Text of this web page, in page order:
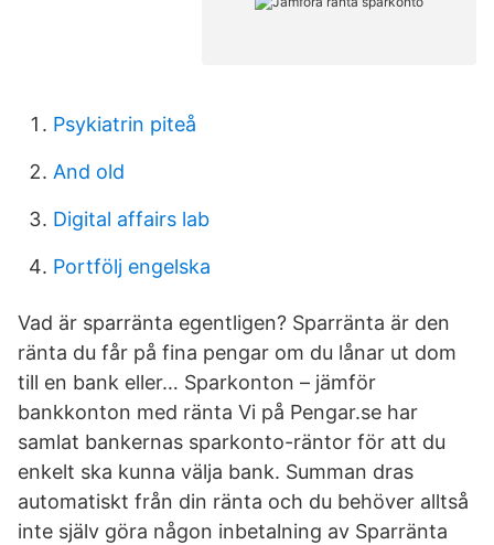
Psykiatrin piteå
And old
Digital affairs lab
Portfölj engelska
Vad är sparränta egentligen? Sparränta är den
ränta du får på fina pengar om du lånar ut dom
till en bank eller… Sparkonton – jämför
bankkonton med ränta Vi på Pengar.se har
samlat bankernas sparkonto-räntor för att du
enkelt ska kunna välja bank. Summan dras
automatiskt från din ränta och du behöver alltså
inte själv göra någon inbetalning av Sparränta